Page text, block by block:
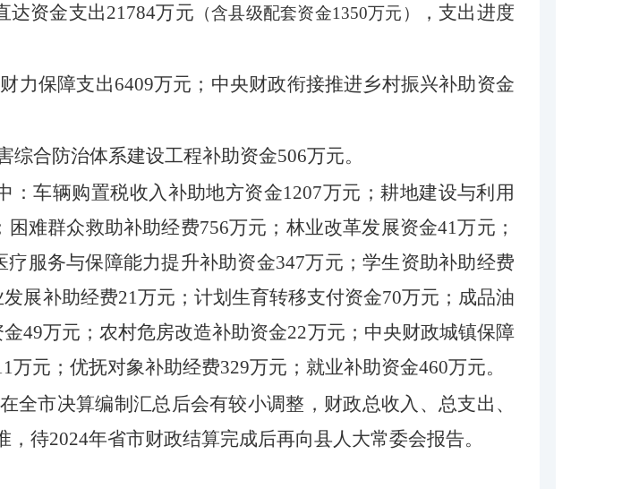
达资金支出21784万元 （含县级配套资金1350万元）
，支出进度
力保障支出6409万元；中央财政衔接推进乡村振兴补助资金
合防治体系建设工程补助资金506万元。
：车辆购置税收入补助地方资金1207万元；耕地建设与利用
难群众救助补助经费756万元；林业改革发展资金41万元；
服务与保障能力提升补助资金347万元；学生资助补助经费
展补助经费21万元；计划生育转移支付资金70万元；成品油
49万元；农村危房改造补助资金22万元；中央财政城镇保障
元；优抚对象补助经费329万元；就业补助资金460万元。
全市决算编制汇总后会有较小调整，财政总收入、总支出、
，待2024年省市财政结算完成后再向县人大常委会报告。